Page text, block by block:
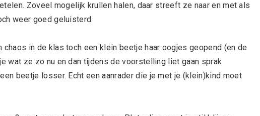
Zoveel mogelijk krullen halen, daar streeft ze naar en met als
weer goed geluisterd.
in de klas toch een klein beetje haar oogjes geopend (en de
wat ze zo nu en dan tijdens de voorstelling liet gaan sprak
beetje losser. Echt een aanrader die je met je (klein)kind moet